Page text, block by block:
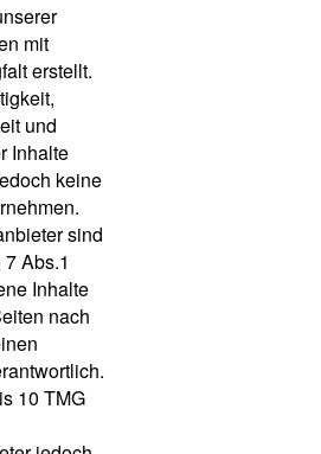
mit
erstellt.
und
Inhalte
keine
sind
Abs.1
Inhalte
nach
10 TMG